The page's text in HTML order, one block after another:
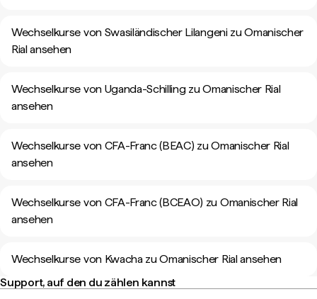
Wechselkurse von Swasiländischer Lilangeni zu Omanischer
Rial ansehen
Wechselkurse von Uganda-Schilling zu Omanischer Rial
ansehen
Wechselkurse von CFA-Franc (BEAC) zu Omanischer Rial
ansehen
Wechselkurse von CFA-Franc (BCEAO) zu Omanischer Rial
ansehen
Wechselkurse von Kwacha zu Omanischer Rial ansehen
Support, auf den du zählen kannst